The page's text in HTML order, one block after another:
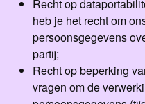
Recht op
heb je het recht om
persoonsgegevens
partij;
Recht op beperking
vragen om de